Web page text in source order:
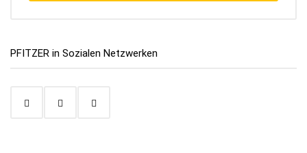
PFITZER in Sozialen Netzwerken